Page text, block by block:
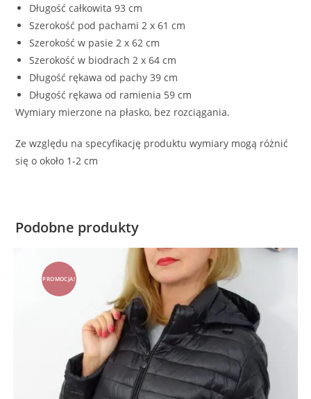
Długość całkowita 93 cm
Szerokość pod pachami 2 x 61 cm
Szerokość w pasie 2 x 62 cm
Szerokość w biodrach 2 x 64 cm
Długość rękawa od pachy 39 cm
Długość rękawa od ramienia 59 cm
Wymiary mierzone na płasko, bez rozciągania.
Ze względu na specyfikację produktu wymiary mogą różnić
się o około 1-2 cm
Podobne produkty
PROMOCJA!